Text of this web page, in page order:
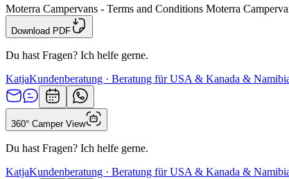
Moterra Campervans - Terms and Conditions Moterra
Download PDF
Du hast Fragen? Ich helfe gerne.
KatjaKundenberatung · Beratung für USA & Kanada &
360° Camper View
Du hast Fragen? Ich helfe gerne.
KatjaKundenberatung · Beratung für USA & Kanada &